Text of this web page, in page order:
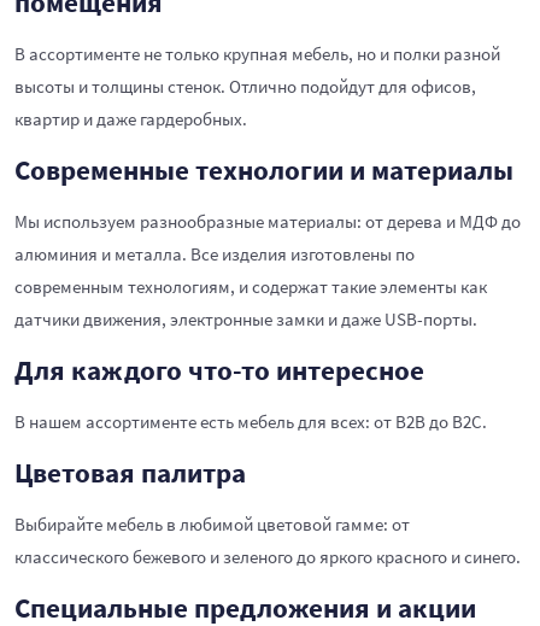
В ассортименте не только крупная мебель, но и полки разной
высоты и толщины стенок. Отлично подойдут для офисов,
квартир и даже гардеробных.
Современные технологии и материалы
Мы используем разнообразные материалы: от дерева и МДФ до
алюминия и металла. Все изделия изготовлены по
современным технологиям, и содержат такие элементы как
датчики движения, электронные замки и даже USB-порты.
Для каждого что-то интересное
В нашем ассортименте есть мебель для всех: от B2B до B2C.
Цветовая палитра
Выбирайте мебель в любимой цветовой гамме: от
классического бежевого и зеленого до яркого красного и синего.
Специальные предложения и акции